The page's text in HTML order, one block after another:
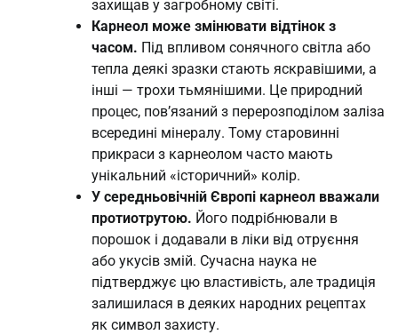
захищав у загробному світі.
Карнеол може змінювати відтінок з
часом. Під впливом сонячного світла або
тепла деякі зразки стають яскравішими, а
інші — трохи тьмянішими. Це природний
процес, пов’язаний з перерозподілом заліза
всередині мінералу. Тому старовинні
прикраси з карнеолом часто мають
унікальний «історичний» колір.
У середньовічній Європі карнеол вважали
протиотрутою. Його подрібнювали в
порошок і додавали в ліки від отруєння
або укусів змій. Сучасна наука не
підтверджує цю властивість, але традиція
залишилася в деяких народних рецептах
як символ захисту.